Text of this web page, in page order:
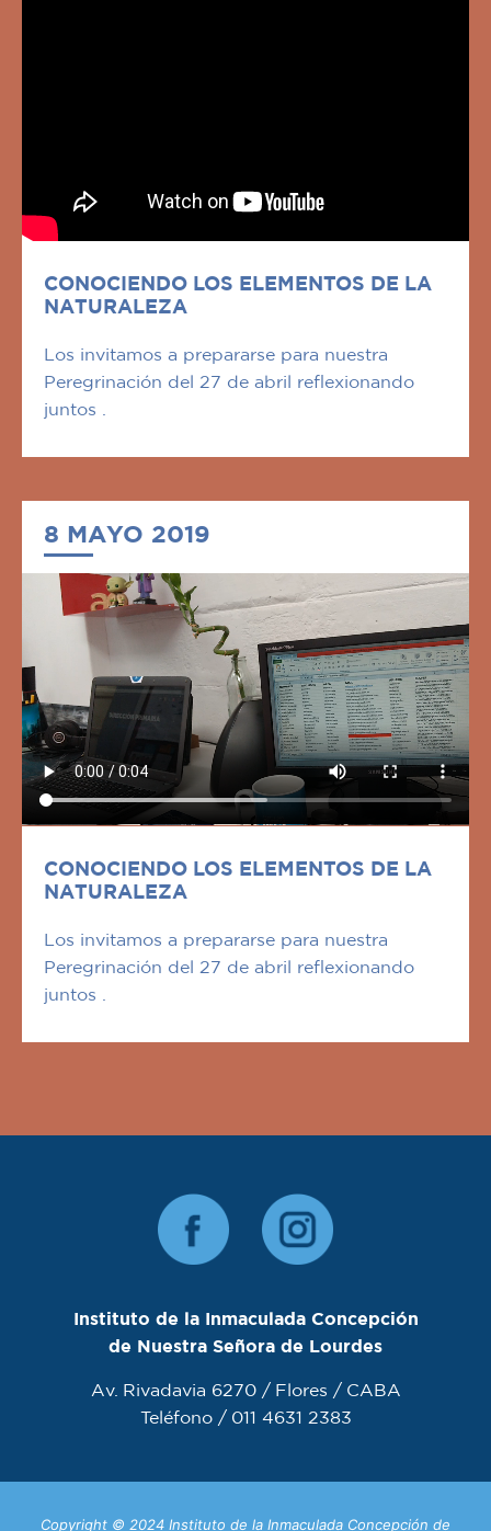
CONOCIENDO LOS ELEMENTOS DE LA
NATURALEZA
Los invitamos a prepararse para nuestra
Peregrinación del 27 de abril reflexionando
juntos .
8 MAYO 2019
CONOCIENDO LOS ELEMENTOS DE LA
NATURALEZA
Los invitamos a prepararse para nuestra
Peregrinación del 27 de abril reflexionando
juntos .
Instituto de la Inmaculada Concepción
de Nuestra Señora de Lourdes
Av. Rivadavia 6270 / Flores / CABA
Teléfono / 011 4631 2383
Copyright © 2024 Instituto de la Inmaculada Concepción de